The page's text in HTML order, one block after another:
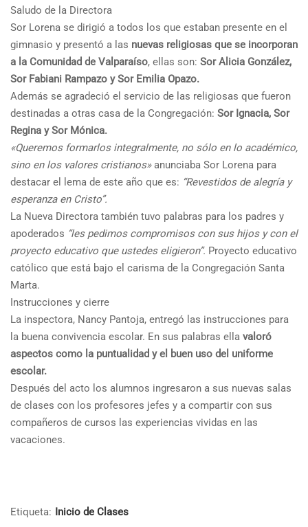
Saludo de la Directora
Sor Lorena se dirigió a todos los que estaban presente en el
gimnasio y presentó a las nuevas religiosas que se incorporan
a la Comunidad de Valparaíso, ellas son: Sor Alicia González,
Sor Fabiani Rampazo y Sor Emilia Opazo.
Además se agradeció el servicio de las religiosas que fueron
destinadas a otras casa de la Congregación: Sor Ignacia, Sor
Regina y Sor Mónica.
«Queremos formarlos integralmente, no sólo en lo académico,
sino en los valores cristianos»anunciaba Sor Lorena para
destacar el lema de este año que es: “Revestidos de alegría y
esperanza en Cristo”.
La Nueva Directora también tuvo palabras para los padres y
apoderados “les pedimos compromisos con sus hijos y con el
proyecto educativo que ustedes eligieron”. Proyecto educativo
católico que está bajo el carisma de la Congregación Santa
Marta.
Instrucciones y cierre
La inspectora, Nancy Pantoja, entregó las instrucciones para
la buena convivencia escolar. En sus palabras ella valoró
aspectos como la puntualidad y el buen uso del uniforme
escolar.
Después del acto los alumnos ingresaron a sus nuevas salas
de clases con los profesores jefes y a compartir con sus
compañeros de cursos las experiencias vividas en las
vacaciones.
Etiqueta: Inicio de Clases